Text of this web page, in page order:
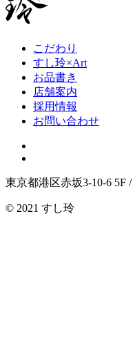
こだわり
すし玲×Art
お品書き
店舗案内
採用情報
お問い合わせ
東京都港区赤坂3-10-6 5F /
© 2021 すし玲